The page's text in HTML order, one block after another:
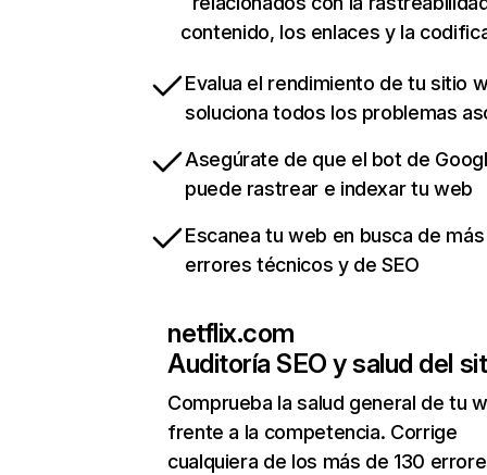
contenido, los enlaces y la
Evalua el rendimiento de tu sitio
soluciona todos los problemas
Asegúrate de que el bot de
puede rastrear e indexar tu web
Escanea tu web en busca de
errores técnicos y de SEO
netflix.com
Auditoría SEO y salud del
Comprueba la salud general de tu
frente a la competencia. Corrige
cualquiera de los más de 130